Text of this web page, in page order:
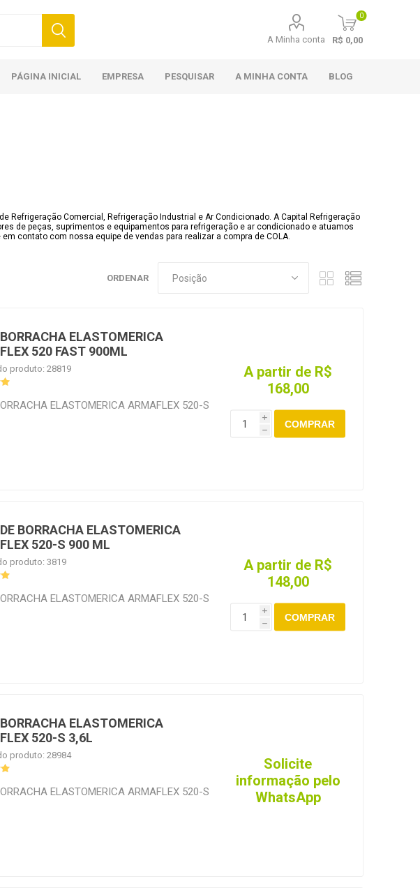
A Minha conta
0
R$ 0,00
PÁGINA INICIAL EMPRESA PESQUISAR A MINHA CONTA BLOG
Refrigeração Comercial, Refrigeração Industrial e Ar Condicionado. A Capital Refrigeração
de peças, suprimentos e equipamentos para refrigeração e ar condicionado e atuamos
contato com nossa equipe de vendas para realizar a compra de COLA.
ORDENAR
ELASTOMERICA
520 FAST 900ML
produto: 28819
ELASTOMERICA ARMAFLEX 520-S
A partir de R$
168,00
i
h
COMPRAR
BORRACHA ELASTOMERICA
520-S 900 ML
produto: 3819
ELASTOMERICA ARMAFLEX 520-S
A partir de R$
148,00
i
h
COMPRAR
ELASTOMERICA
520-S 3,6L
produto: 28984
ELASTOMERICA ARMAFLEX 520-S
Solicite
informação pelo
WhatsApp